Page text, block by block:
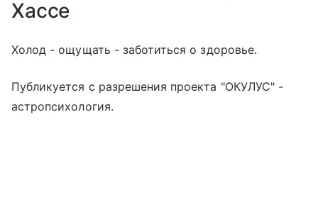
Хассе
Холод - ощущать - заботиться о здоровье.
Публикуется с разрешения проекта "ОКУЛУС" -
астропсихология.